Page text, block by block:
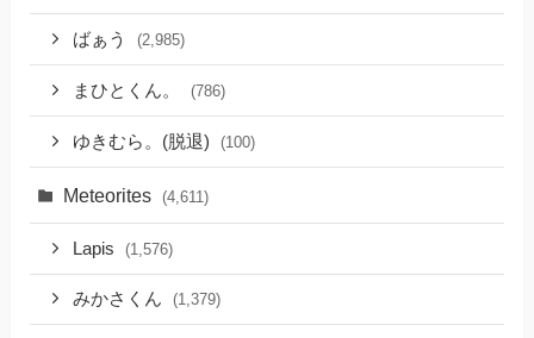
ばぁう (2,985)
まひとくん。 (786)
ゆきむら。(脱退) (100)
Meteorites (4,611)
Lapis (1,576)
みかさくん (1,379)